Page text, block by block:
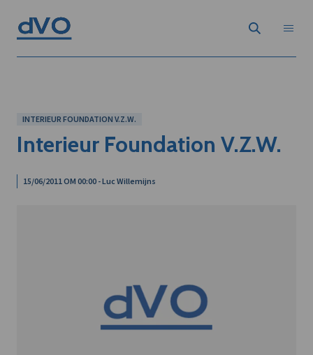
INTERIEUR FOUNDATION V.Z.W.
Interieur Foundation V.Z.W.
15/06/2011 OM 00:00 - Luc Willemijns